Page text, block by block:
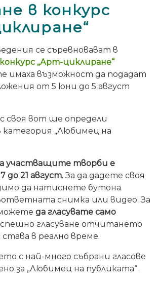
в конкурс
се съревновават в
„Арт-циклиране“
имаха възможност да подадат
от 5 юни до 5 август
своя вот ще определи
категория „Любимец на
участващите творби е
до 21 август.За да дадете своя
да натиснете бутона
снимка или видео. За
да гласувате само
гласуване отчитането
в реално време.
с най-много събрани гласове
за „Любимец на публиката“.